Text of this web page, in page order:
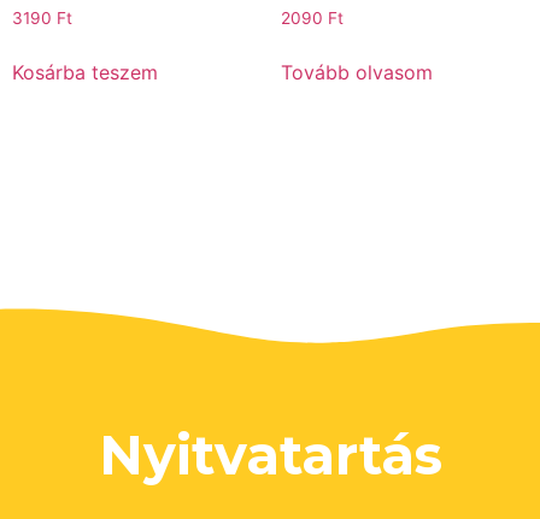
3190 Ft
Kosárba teszem
2090 Ft
Tovább olvasom
Nyitvatartás